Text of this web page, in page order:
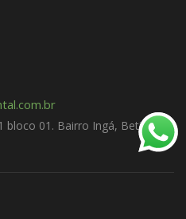
bloco 01. Bairro Ingá, Betim –